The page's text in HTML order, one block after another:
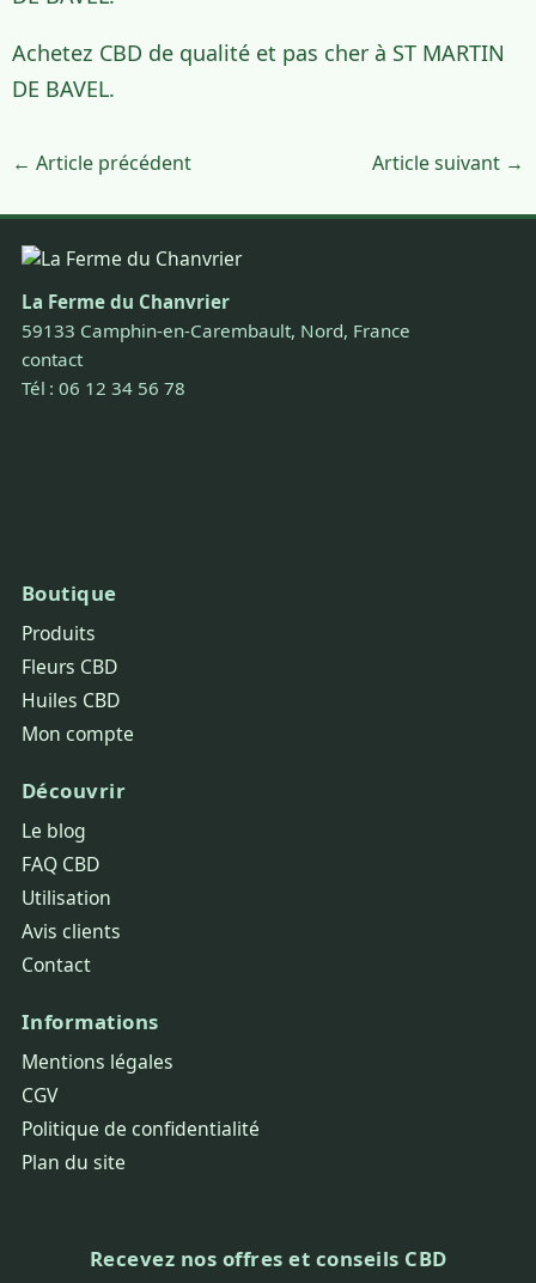
Achetez CBD de qualité et pas cher à ST MARTIN
DE BAVEL.
← Article précédent Article suivant →
La Ferme du Chanvrier
59133 Camphin-en-Carembault, Nord, France
contact
Tél : 06 12 34 56 78
Boutique
Produits
Fleurs CBD
Huiles CBD
Mon compte
Découvrir
Le blog
FAQ CBD
Utilisation
Avis clients
Contact
Informations
Mentions légales
CGV
Politique de confidentialité
Plan du site
Recevez nos offres et conseils CBD